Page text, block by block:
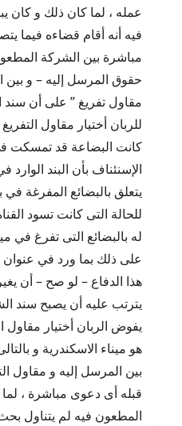
عمله ، لما كان ذلك و كان
فيه أنه أقام قضاءه فيما
مباشرة بين الشركة
حقوق المرسل إليه – و بين
مقاول تفريغ ” على أن سند
للربان أختيار مقاول
كانت البضاعة قد تمسكت
الإسنئناف بأن البند الوارد
يتعلق بالبضائع المفرغة
للحالة التى كانت تسود
له بالبضائع التى تفرغ في
على ذلك بما ورد في
هذا الدفاع – لو صح – أن
يترتب عليه أن يصبح سند
يفوض الربان أختيار مقاول
هو ميناء الاسكندرية و
بين المرسل إليه و مقاول
قبله أى دعوى مباشرة ،
المطعون فيه لم يتناول